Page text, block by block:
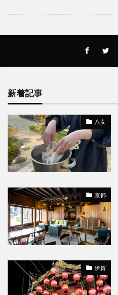
新着記事
八女
京都
伊賀